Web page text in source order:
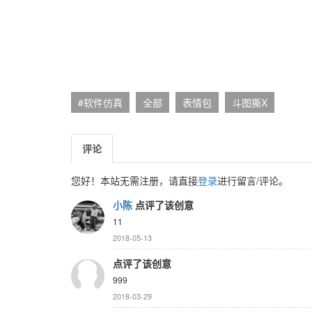
#软件仿真 全部 表情包 斗图撕X
评论
您好！本站无需注册，请直接登录进行留言/评论。
小陈 点评了该创意
11
2018-05-13
点评了该创意
999
2018-03-29